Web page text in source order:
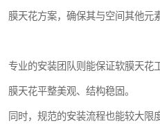
膜天花方案，确保其与空间其他元
专业的安装团队则能保证软膜天花
膜天花平整美观、结构稳固。
同时，规范的安装流程也能较大限